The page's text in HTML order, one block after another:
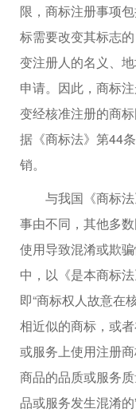
限，商标注册事项
标需要改变其标志
变注册人的名义、
申请。因此，商标
变经核准注册的商
据《商标法》第44
销。
与我国《商标法
事由不同，其他多
使用导致混淆或欺
中，以《是本商标
即“商标权人故意在
相近似的商标，或
或服务上使用注册
商品的品质或服务
品或服务发生混淆